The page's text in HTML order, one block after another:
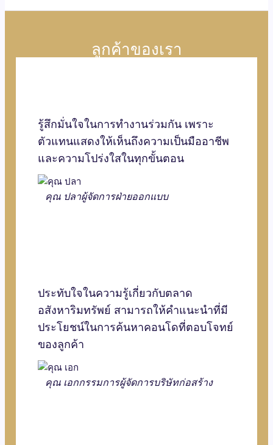
ลูกค้าของเรา
รู้สึกมั่นใจในการทำงานร่วมกัน เพราะ
ตัวแทนแสดงให้เห็นถึงความเป็นมืออาชีพ
และความโปร่งใสในทุกขั้นตอน
คุณ ปลาผู้จัดการฝ่ายออกแบบ
ประทับใจในความรู้เกี่ยวกับตลาด
อสังหาริมทรัพย์ สามารถให้คำแนะนำที่มี
ประโยชน์ในการค้นหาคอนโดที่ตอบโจทย์
ของลูกค้า
คุณ เอกกรรมการผู้จัดการบริษัทก่อสร้าง